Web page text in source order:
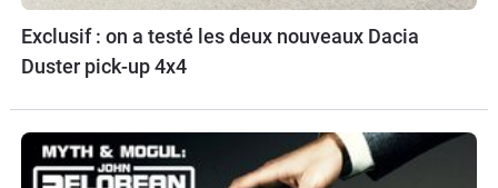
Exclusif : on a testé les deux nouveaux Dacia
Duster pick-up 4x4